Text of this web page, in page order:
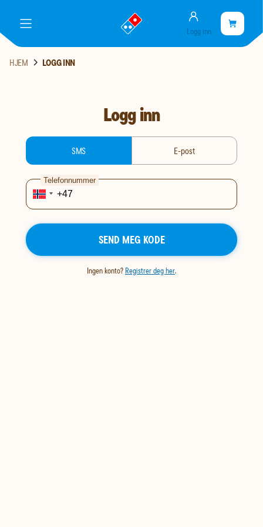
meny
gå
til
landingssiden
Konto
Logg inn
er
tom
HJEM LOGG INN
Logg inn
login-type
SMS E-post
Telefonnummer
SEND MEG KODE
Ingen konto? Registrer deg her.